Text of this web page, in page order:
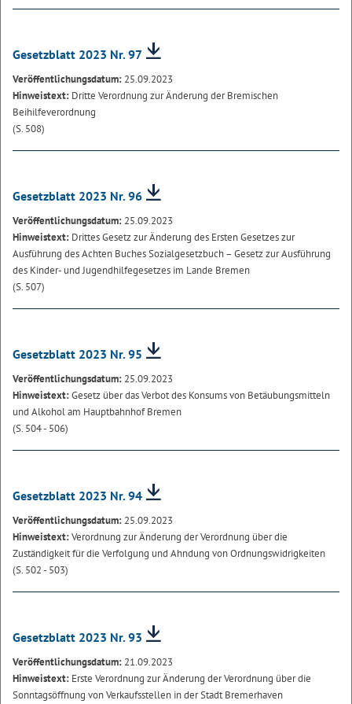
Gesetzblatt 2023 Nr. 97
Veröffentlichungsdatum: 25.09.2023
Hinweistext: Dritte Verordnung zur Änderung der Bremischen
Beihilfeverordnung
(S. 508)
Gesetzblatt 2023 Nr. 96
Veröffentlichungsdatum: 25.09.2023
Hinweistext: Drittes Gesetz zur Änderung des Ersten Gesetzes zur
Ausführung des Achten Buches Sozialgesetzbuch – Gesetz zur Ausführung
des Kinder- und Jugendhilfegesetzes im Lande Bremen
(S. 507)
Gesetzblatt 2023 Nr. 95
Veröffentlichungsdatum: 25.09.2023
Hinweistext:Gesetz über das Verbot des Konsums von Betäubungsmitteln
und Alkohol am Hauptbahnhof Bremen
(S. 504 - 506)
Gesetzblatt 2023 Nr. 94
Veröffentlichungsdatum: 25.09.2023
Hinweistext:Verordnung zur Änderung der Verordnung über die
Zuständigkeit für die Verfolgung und Ahndung von Ordnungswidrigkeiten
(S. 502 - 503)
Gesetzblatt 2023 Nr. 93
Veröffentlichungsdatum: 21.09.2023
Hinweistext: Erste Verordnung zur Änderung der Verordnung über die
Sonntagsöffnung von Verkaufsstellen in der Stadt Bremerhaven